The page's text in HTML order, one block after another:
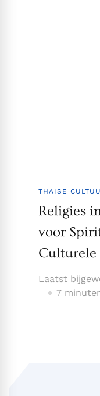
THAISE
Religies
voor
Culturele
Laatst
7